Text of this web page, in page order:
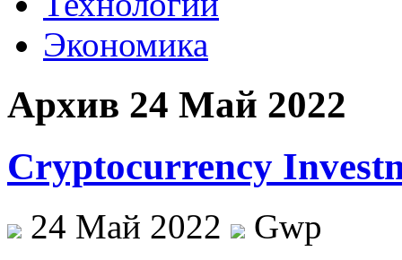
Экономика
Архив 24 Май 2022
Cryptocurrency
24 Май 2022
Gwp